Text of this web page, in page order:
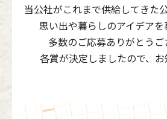
当公社がこれまで供給してきた
思い出や暮らしのアイデアを
多数のご応募ありがとうご
各賞が決定しましたので、お